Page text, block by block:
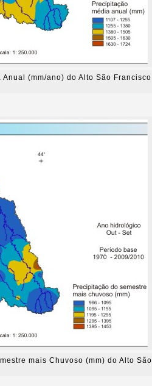
(mm/ano) do Alto São Francisco
mais Chuvoso (mm) do Alto São